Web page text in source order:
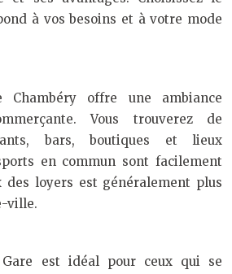
à vos besoins et à votre mode
offre une ambiance
Vous trouverez de
bars, boutiques et lieux
en commun sont facilement
des loyers est généralement plus
ville.
est idéal pour ceux qui se